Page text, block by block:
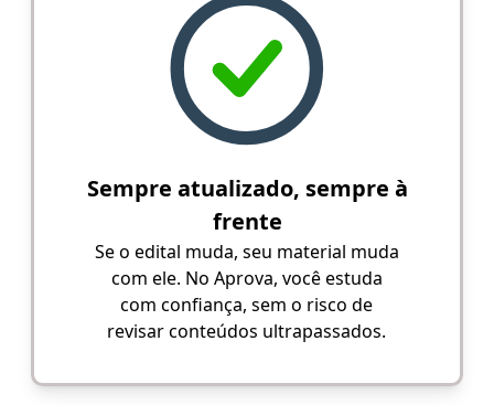
Sempre atualizado, sempre à
frente
Se o edital muda, seu material muda
com ele. No Aprova, você estuda
com confiança, sem o risco de
revisar conteúdos ultrapassados.